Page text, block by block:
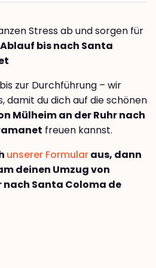
Stress ab und sorgen für
bis nach Santa
zur Durchführung – wir
damit du dich auf die schönen
Mülheim an der Ruhr nach
freuen kannst.
unserer Formularaus, dann
deinen Umzug von
nach Santa Coloma de